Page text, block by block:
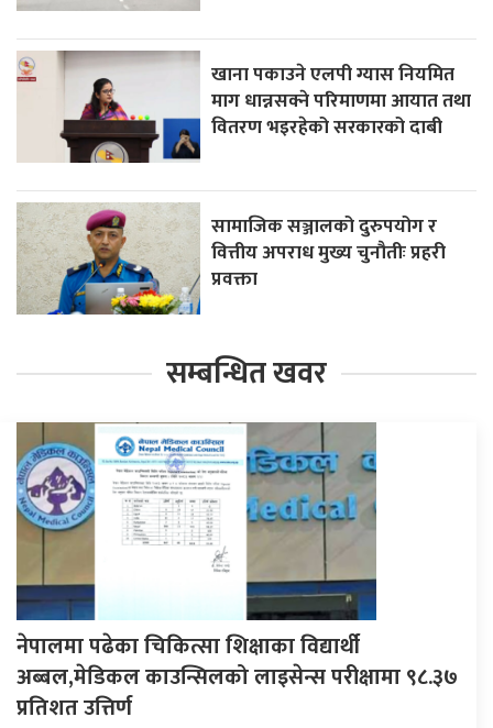
खाना पकाउने एलपी ग्यास नियमित
माग धान्नसक्ने परिमाणमा आयात तथा
वितरण भइरहेको सरकारको दाबी
सामाजिक सञ्जालको दुरुपयोग र
वित्तीय अपराध मुख्य चुनौतीः प्रहरी
प्रवक्ता
सम्बन्धित खवर
नेपालमा पढेका चिकित्सा शिक्षाका विद्यार्थी
अब्बल,मेडिकल काउन्सिलको लाइसेन्स परीक्षामा ९८.३७
प्रतिशत उत्तिर्ण